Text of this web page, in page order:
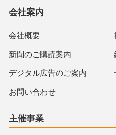
会社案内
会社概要
新聞のご購読案内
デジタル広告のご案内
お問い合わせ
主催事業